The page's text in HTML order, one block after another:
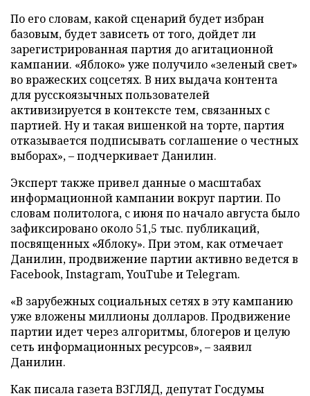
По его словам, какой сценарий будет избран
базовым, будет зависеть от того, дойдет ли
зарегистрированная партия до агитационной
кампании. «Яблоко» уже получило «зеленый свет»
во вражеских соцсетях. В них выдача контента
для русскоязычных пользователей
активизируется в контексте тем, связанных с
партией. Ну и такая вишенкой на торте, партия
отказывается подписывать соглашение о честных
выборах», – подчеркивает Данилин.
Эксперт также привел данные о масштабах
информационной кампании вокруг партии. По
словам политолога, с июня по начало августа было
зафиксировано около 51,5 тыс. публикаций,
посвященных «Яблоку». При этом, как отмечает
Данилин, продвижение партии активно ведется в
Facebook, Instagram, YouTube и Telegram.
«В зарубежных социальных сетях в эту кампанию
уже вложены миллионы долларов. Продвижение
партии идет через алгоритмы, блогеров и целую
сеть информационных ресурсов», – заявил
Данилин.
Как писала газета ВЗГЛЯД, депутат Госдумы